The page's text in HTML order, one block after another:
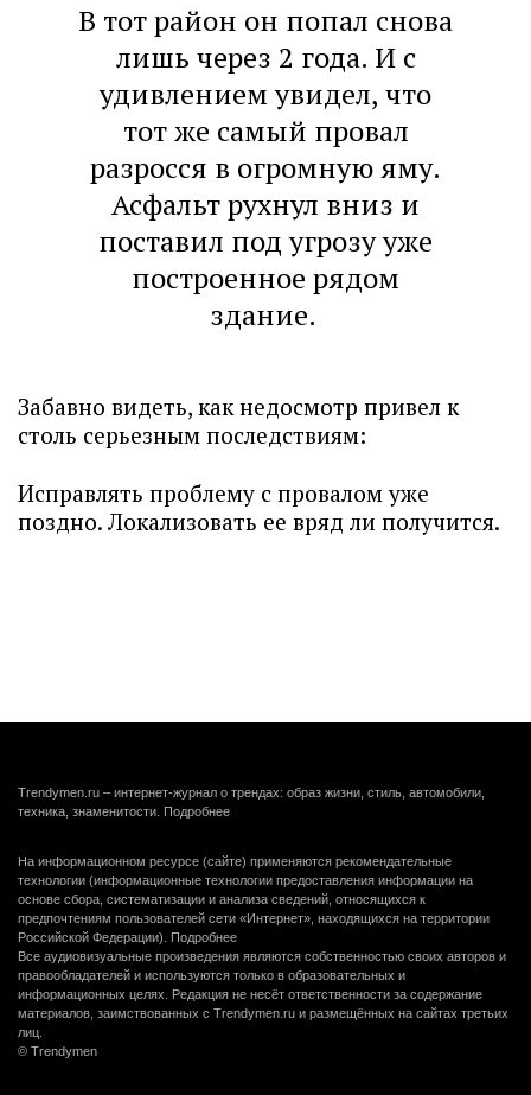
В тот район он попал снова
лишь через 2 года. И с
удивлением увидел, что
тот же самый провал
разросся в огромную яму.
Асфальт рухнул вниз и
поставил под угрозу уже
построенное рядом
здание.
Забавно видеть, как недосмотр привел к
столь серьезным последствиям:
Исправлять проблему с провалом уже
поздно. Локализовать ее вряд ли получится.
Trendymen.ru – интернет-журнал о трендах: образ жизни, стиль, автомобили,
техника, знаменитости. Подробнее
На информационном ресурсе (сайте) применяются рекомендательные
технологии (информационные технологии предоставления информации на
основе сбора, систематизации и анализа сведений, относящихся к
предпочтениям пользователей сети «Интернет», находящихся на территории
Российской Федерации). Подробнее
Все аудиовизуальные произведения являются собственностью своих авторов и
правообладателей и используются только в образовательных и
информационных целях. Редакция не несёт ответственности за содержание
материалов, заимствованных с Trendymen.ru и размещённых на сайтах третьих
лиц.
© Trendymen